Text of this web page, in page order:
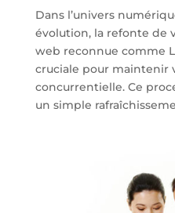
Dans l’univers
évolution, la refonte de
web reconnue comme
cruciale pour maintenir
concurrentielle. Ce
un simple